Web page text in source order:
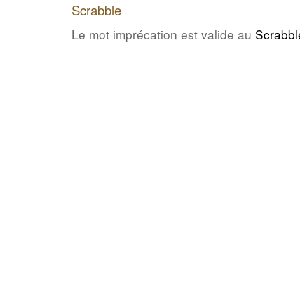
Scrabble
Le mot imprécation est valide au